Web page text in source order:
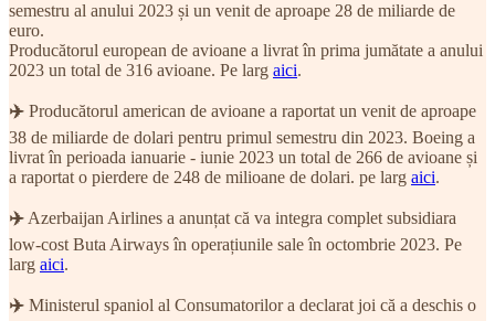
semestru al anului 2023 și un venit de aproape 28 de miliarde de
euro.
Producătorul european de avioane a livrat în prima jumătate a anului
2023 un total de 316 avioane. Pe larg aici.
✈️ Producătorul american de avioane a raportat un venit de aproape
38 de miliarde de dolari pentru primul semestru din 2023. Boeing a
livrat în perioada ianuarie - iunie 2023 un total de 266 de avioane și
a raportat o pierdere de 248 de milioane de dolari. pe larg aici.
✈️Azerbaijan Airlines a anunțat că va integra complet subsidiara
low-cost Buta Airways în operațiunile sale în octombrie 2023. Pe
larg aici.
✈️ Ministerul spaniol al Consumatorilor a declarat joi că a deschis o